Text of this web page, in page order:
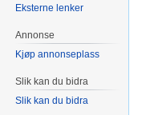
Eksterne lenker
Annonse
Kjøp annonseplass
Slik kan du bidra
Slik kan du bidra